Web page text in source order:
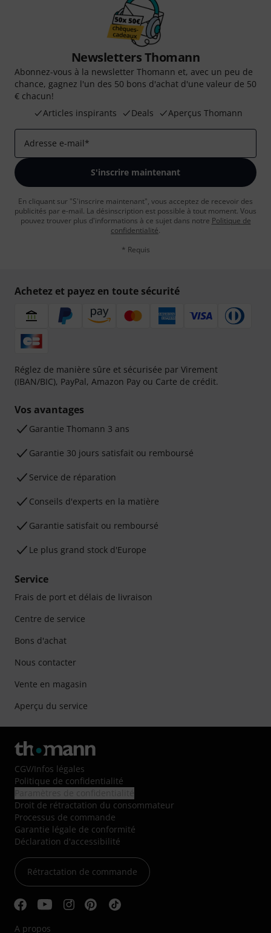
Newsletters Thomann
Abonnez-vous à la newsletter Thomann et, avec un peu de
chance, gagnez l'un des 50 bons d'achat d'une valeur de 50
€ chacun!
Articles inspirants
Deals Aperçus Thomann
Adresse e-mail*
S'inscrire maintenant
En cliquant sur "S'inscrire maintenant", vous acceptez de recevoir des
publicités par e-mail. La désinscription est possible à tout moment. Vous
pouvez trouver plus d'informations à ce sujet dans notre Politique de
confidentialité.
* Requis
Achetez et payez en toute sécurité
Réglez de manière sûre et sécurisée par Virement
(IBAN/BIC), PayPal, Amazon Pay ou Carte de crédit.
Vos avantages
Ga­ran­tie Thomann 3 ans
Garantie 30 jours satisfait ou remboursé
Service de réparation
Conseils d'experts en la matière
Garantie satisfait ou remboursé
Le plus grand stock d'Europe
Service
Frais de port et délais de livraison
Centre de service
Bons d'achat
Nous contacter
Vente en magasin
Aperçu du service
CGV/Infos légales
Politique de confidentialité
Droit de rétractation du consommateur
Processus de commande
Garantie légale de conformité
Déclaration d'accessibilité
Rétractation de commande
A propos